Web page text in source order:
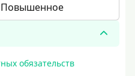
Повышенное
обязательств